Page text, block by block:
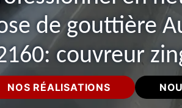
de gouttière
couvreur
NOS RÉALISATIONS